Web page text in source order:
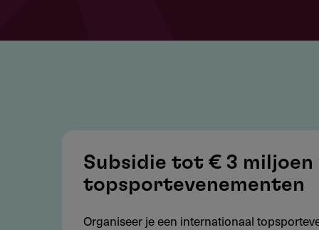
tot
miljoen
Subsidie tot € 3
topsportevenementen
Organiseer je een internationaal